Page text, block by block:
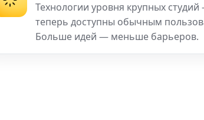
Технологии уровня крупных
теперь доступны обычным
Больше идей — меньше барьеров.